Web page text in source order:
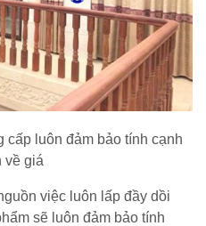
cấp luôn đảm bảo tính cạnh
về giá
việc luôn lấp đầy dồi
sẽ luôn đảm bảo tính